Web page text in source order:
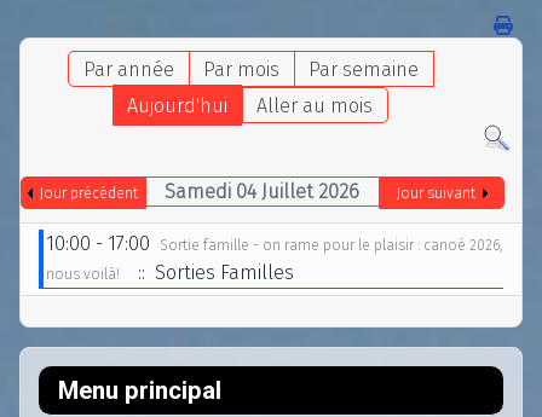
Par année Par mois
Par semaine
Aujourd'hui
Aller au mois
Jour précédent Samedi 04 Juillet 2026 Jour suivant
10:00 - 17:00
Sortie famille - on rame pour le plaisir : canoé 2026,
nous voilà!
:: Sorties Familles
Menu principal